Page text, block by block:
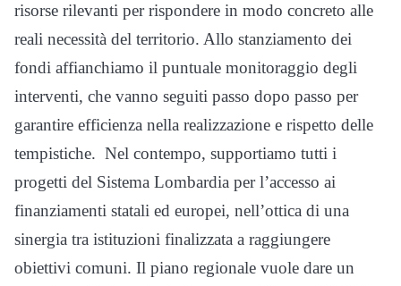
risorse rilevanti per rispondere in modo concreto alle
reali necessità del territorio. Allo stanziamento dei
fondi affianchiamo il puntuale monitoraggio degli
interventi, che vanno seguiti passo dopo passo per
garantire efficienza nella realizzazione e rispetto delle
tempistiche. Nel contempo, supportiamo tutti i
progetti del Sistema Lombardia per l’accesso ai
finanziamenti statali ed europei, nell’ottica di una
sinergia tra istituzioni finalizzata a raggiungere
obiettivi comuni. Il piano regionale vuole dare un